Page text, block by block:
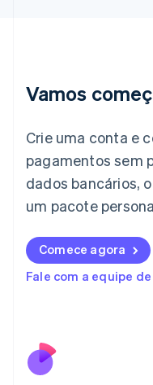
Vamos
Crie uma conta e
pagamentos sem
dados bancários,
um pacote
Comece agora
Fale com a equipe
Irlanda
Itália
English
Japão
日本語English
Letônia
Liechtenstein
Deutsch English
Lituânia
English
English
Malta